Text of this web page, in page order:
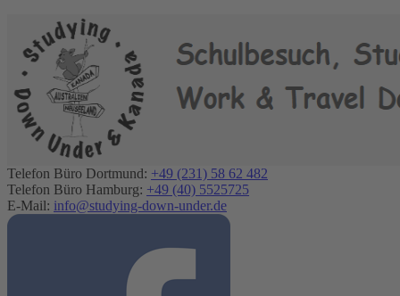
Telefon Büro Dortmund: +49 (231) 58 62 482
Telefon Büro Hamburg: +49 (40) 5525725
E-Mail: info@studying-down-under.de